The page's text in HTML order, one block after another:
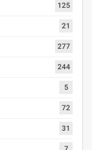
125
21
277
244
5
72
31